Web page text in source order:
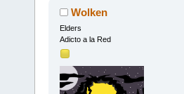
Wolken
Elders
Adicto a la Red